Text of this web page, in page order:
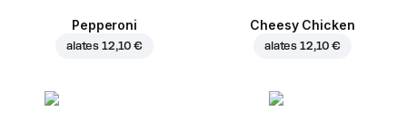
Pepperoni
alates 12,10 €
Cheesy Chicken
alates 12,10 €